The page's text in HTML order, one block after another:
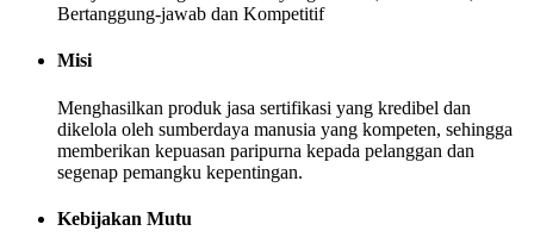
Bertanggung-jawab dan Kompetitif
Misi
Menghasilkan produk jasa sertifikasi yang kredibel dan
dikelola oleh sumberdaya manusia yang kompeten, sehingga
memberikan kepuasan paripurna kepada pelanggan dan
segenap pemangku kepentingan.
Kebijakan Mutu